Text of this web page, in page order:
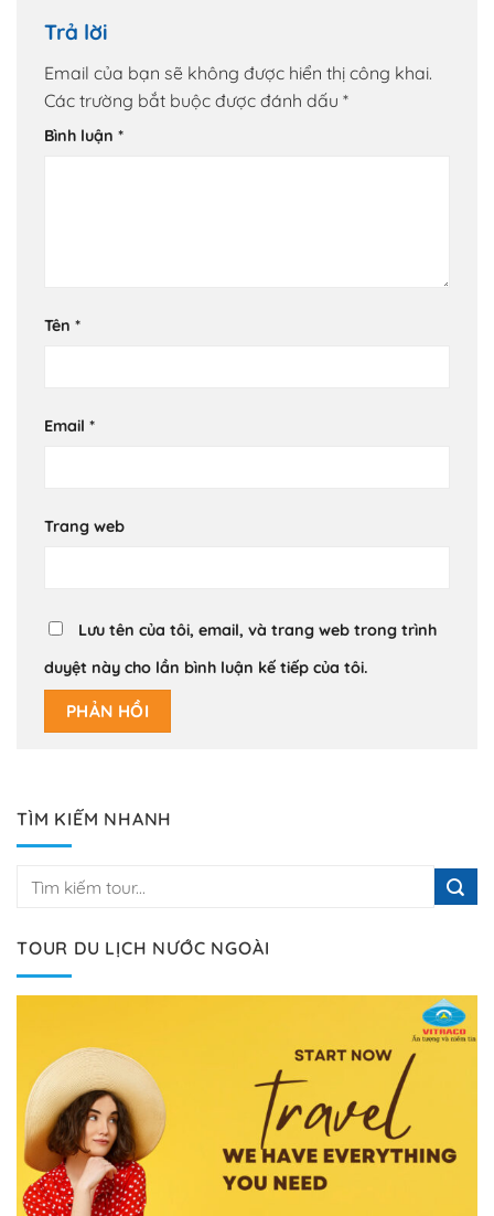
Trả lời
Email của bạn sẽ không được hiển thị công khai.
Các trường bắt buộc được đánh dấu *
Bình luận *
Tên *
Email *
Trang web
Lưu tên của tôi, email, và trang web trong trình
duyệt này cho lần bình luận kế tiếp của tôi.
TÌM KIẾM NHANH
TOUR DU LỊCH NƯỚC NGOÀI